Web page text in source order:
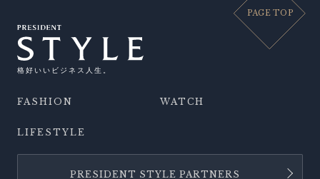
PAGE TOP
格好いいビジネス人生。
FASHION WATCH
LIFESTYLE
PRESIDENT STYLE PARTNERS